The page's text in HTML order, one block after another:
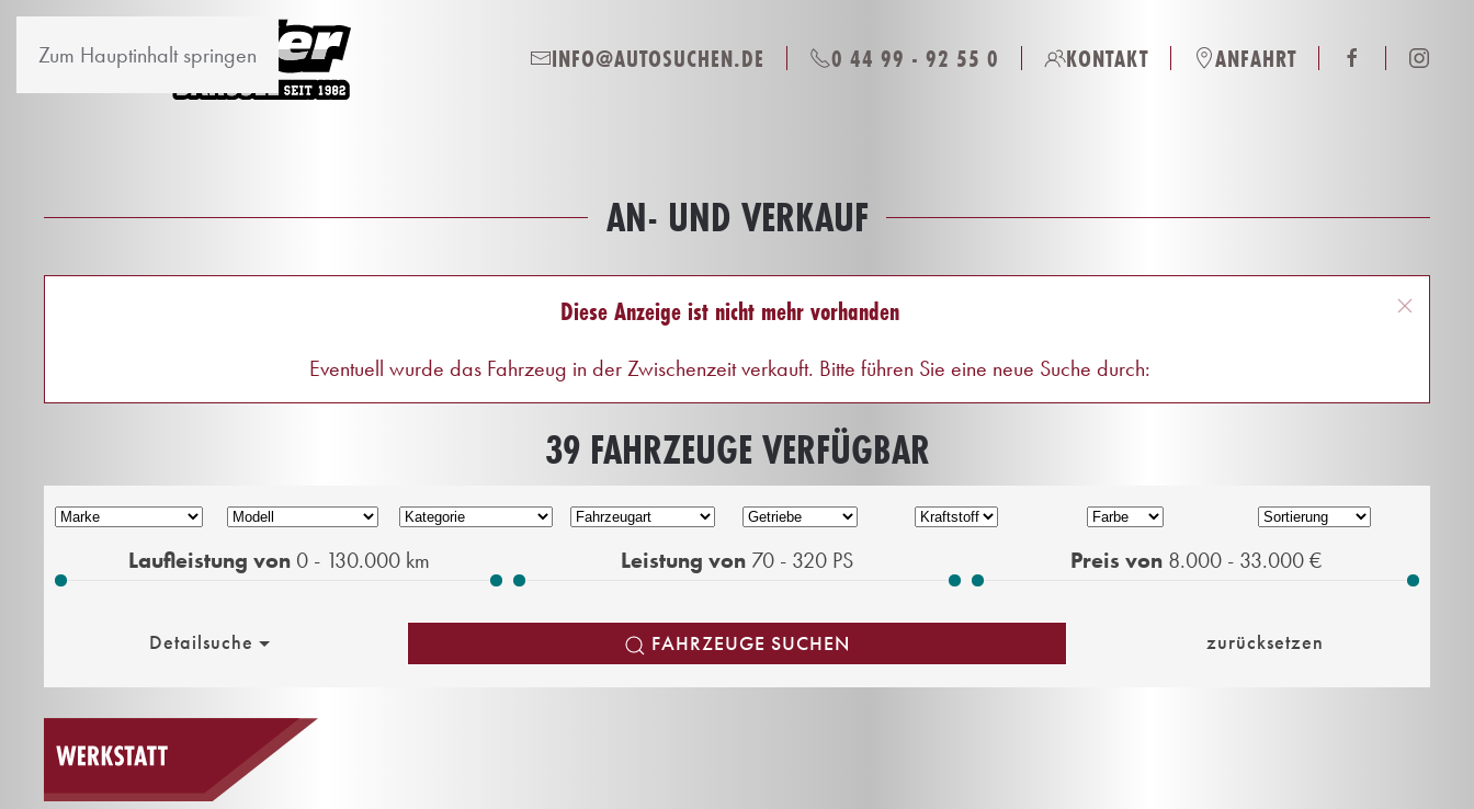
Zum Hauptinhalt springen INFO@AUTOSUCHEN.DE 0 44 99 - 92 55 0 KONTAKT ANFAHRT
AN- UND VERKAUF
Diese Anzeige ist nicht mehr vorhanden
Eventuell wurde das Fahrzeug in der Zwischenzeit verkauft. Bitte führen Sie eine neue Suche durch:
39 FAHRZEUGE VERFÜGBAR
Laufleistung von 0 - 130.000km Leistung von 70 - 320 PS Preis von 8.000 - 33.000€
Detailsuche FAHRZEUGE SUCHEN zurücksetzen